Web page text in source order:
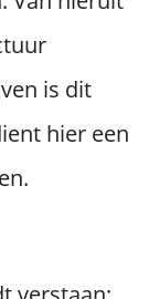
is dit
hier een